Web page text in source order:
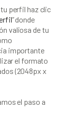
perfil haz clic
” donde
valiosa de tu
importante
el formato
(2048px x
el paso a